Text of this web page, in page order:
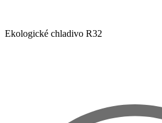
Ekologické chladivo R32